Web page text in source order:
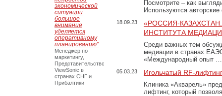
Посмотрите – как
Используются
18.09.23
«РОССИЯ-
ИНСТИТУТА
Среди важных тем
медиации в странах
«Международный опыт …
05.03.23 Игольчатый RF-
Клиника «Акварель»
лифтинг, который
экономической
ситуации
большое
внимание
уделяется
оперативному
планированию"
Менеджер по
маркетингу,
Представительство
ViewSonic в
странах СНГ и
Прибалтики